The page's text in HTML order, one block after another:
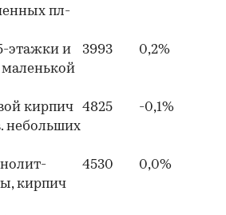
пл-
этажки и
3993 0,2%
кирпич
небольших
4825 -0,1%
кирпич
4530 0,0%